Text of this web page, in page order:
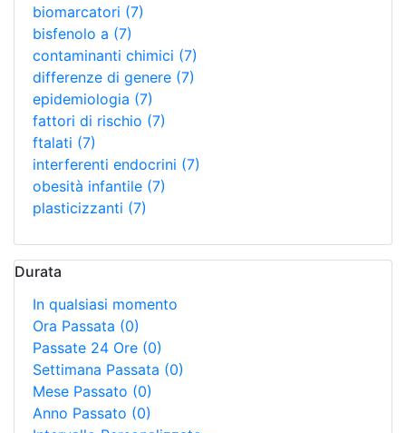
biomarcatori (7)
bisfenolo a (7)
contaminanti chimici (7)
differenze di genere (7)
epidemiologia (7)
fattori di rischio (7)
ftalati (7)
interferenti endocrini (7)
obesità infantile (7)
plasticizzanti (7)
Durata
In qualsiasi momento
Ora Passata (0)
Passate 24 Ore (0)
Settimana Passata (0)
Mese Passato (0)
Anno Passato (0)